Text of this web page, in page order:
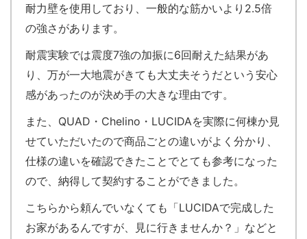
耐力壁を使用しており、一般的な筋かいより2.5倍
の強さがあります。
耐震実験では震度7強の加振に6回耐えた結果があ
り、万が一大地震がきても大丈夫そうだという安心
感があったのが決め手の大きな理由です。
また、QUAD・Chelino・LUCIDAを実際に何棟か見
せていただいたので商品ごとの違いがよく分かり、
仕様の違いを確認できたことでとても参考になった
ので、納得して契約することができました。
こちらから頼んでいなくても「LUCIDAで完成した
お家があるんですが、見に行きませんか？」などと